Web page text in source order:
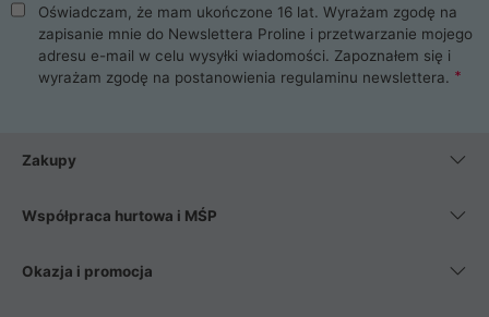
Oświadczam, że mam ukończone 16 lat. Wyrażam zgodę na
zapisanie mnie do Newslettera Proline i przetwarzanie mojego
adresu e-mail w celu wysyłki wiadomości. Zapoznałem się i
wyrażam zgodę na postanowienia regulaminu newslettera.
Zakupy
Współpraca hurtowa i MŚP
Okazja i promocja